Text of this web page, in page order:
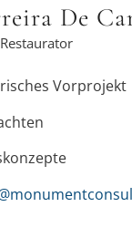
De
Vorprojekt